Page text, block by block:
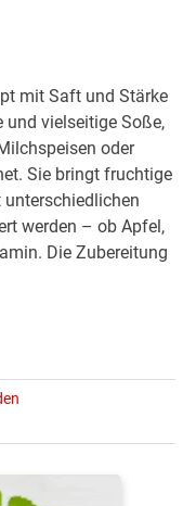
mit Saft und Stärke
vielseitige Soße,
oder
Sie bringt fruchtige
werden – ob Apfel,
Die Zubereitung